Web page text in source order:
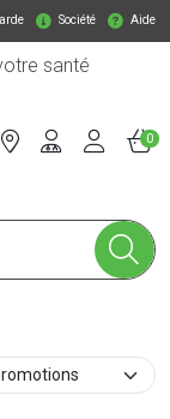
Société Aide
santé
service
0